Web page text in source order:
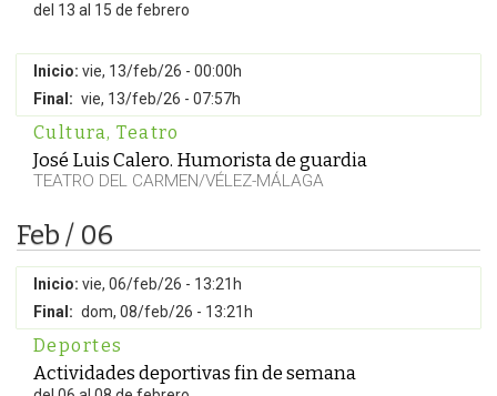
del 13 al 15 de febrero
Inicio: vie, 13/feb/26 - 00:00h
Final: vie, 13/feb/26 - 07:57h
Cultura, Teatro
José Luis Calero. Humorista de guardia
TEATRO DEL CARMEN/VÉLEZ-MÁLAGA
Feb / 06
Inicio: vie, 06/feb/26 - 13:21h
Final: dom, 08/feb/26 - 13:21h
Deportes
Actividades deportivas fin de semana